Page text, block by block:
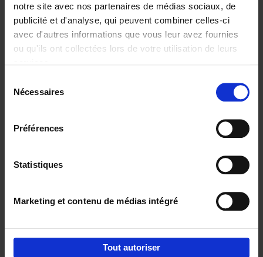
notre site avec nos partenaires de médias sociaux, de
publicité et d'analyse, qui peuvent combiner celles-ci
avec d'autres informations que vous leur avez fournies
ou qu'ils ont collectées lors de votre utilisation de leurs
Nécessaires
Préférences
Statistiques
Marketing et contenu de médias intégré
Tout autoriser
€29,99
Digital marketing like a PRO -
completely revised edition (EN)